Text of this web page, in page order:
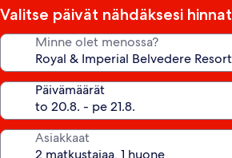
Valitse päivät nähdäksesi hinnat
Minne olet menossa?
Päivämäärät
Asiakkaat